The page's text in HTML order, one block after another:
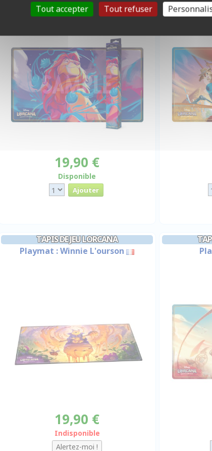
19,90 €
Disponible
TAPIS DE JEU LORCANA
Playmat : Winnie L'ourson
19,90 €
Indisponible
Tout accepter Tout refuser